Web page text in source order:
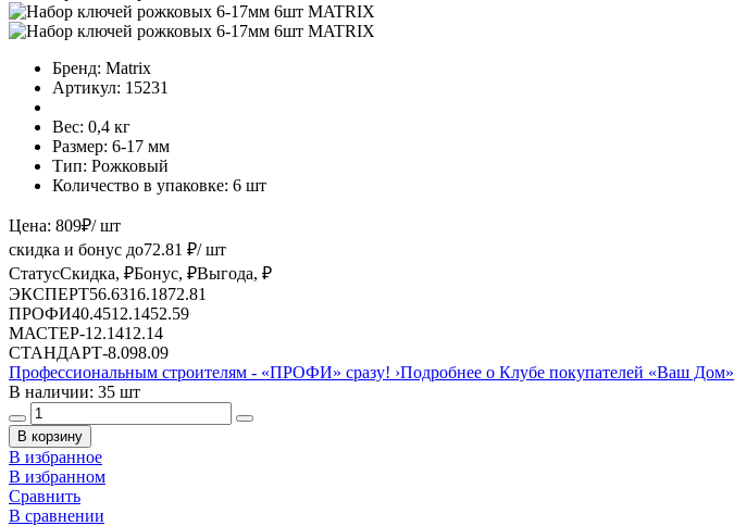
Бренд: Matrix
Артикул: 15231
Вес: 0,4 кг
Размер: 6-17 мм
Тип: Рожковый
Количество в упаковке: 6 шт
Цена: 809₽/ шт
скидка и бонус до72.81 ₽/ шт
СтатусСкидка, ₽Бонус, ₽Выгода, ₽
ЭКСПЕРТ56.6316.1872.81
ПРОФИ40.4512.1452.59
МАСТЕР-12.1412.14
СТАНДАРТ-8.098.09
Профессиональным строителям - «ПРОФИ» сразу! ›Подробнее о Клубе покупателей «Ваш Дом»
В наличии: 35 шт
В корзину
В избранное
В избранном
Сравнить
В сравнении